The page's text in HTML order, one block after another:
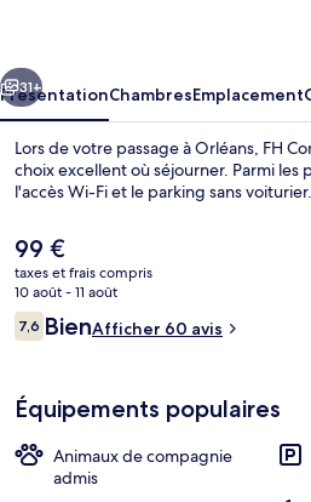
Suivant
31+
PrésentationChambresEmplacement
Lors de votre passage à Orléans, FH
choix excellent où séjourner. Parmi les
l'accès Wi-Fi et le parking sans voiturier.
Le
prix
actuel
est
de
99 €
taxes et frais compris
10 août - 11 août
Avis
voyageurs
7,67,6 sur 10
BienAfficher 60 avis
Équipements populaires
Animaux de compagnie
admis